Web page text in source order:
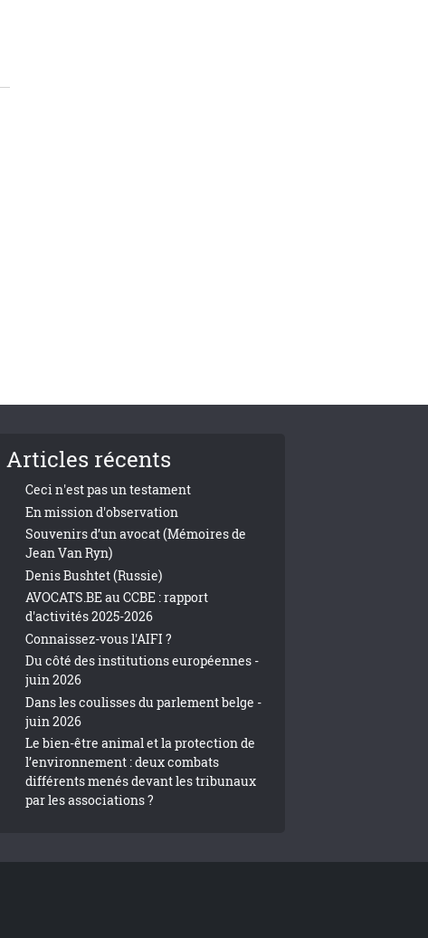
Articles récents
Ceci n'est pas un testament
En mission d'observation
Souvenirs d’un avocat (Mémoires de
Jean Van Ryn)
Denis Bushtet (Russie)
AVOCATS.BE au CCBE : rapport
d'activités 2025-2026
Connaissez-vous l'AIFI ?
Du côté des institutions européennes -
juin 2026
Dans les coulisses du parlement belge -
juin 2026
Le bien-être animal et la protection de
l’environnement : deux combats
différents menés devant les tribunaux
par les associations ?